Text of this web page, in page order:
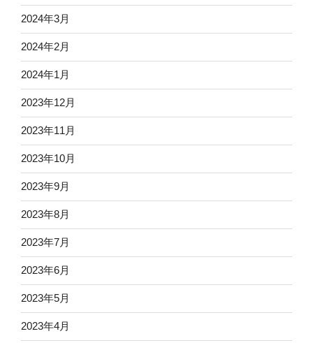
2024年3月
2024年2月
2024年1月
2023年12月
2023年11月
2023年10月
2023年9月
2023年8月
2023年7月
2023年6月
2023年5月
2023年4月